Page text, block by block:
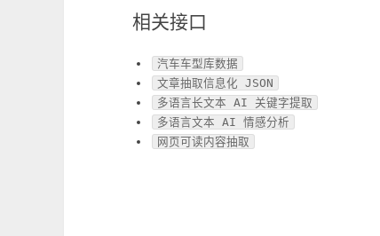
相关接口
汽车车型库数据
文章抽取信息化 JSON
多语言长文本 AI 关键字提取
多语言文本 AI 情感分析
网页可读内容抽取